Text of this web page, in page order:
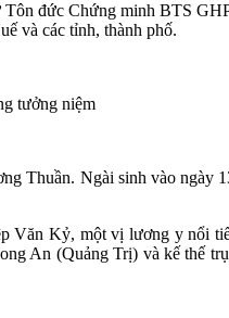
đức Chứng minh BTS
và các tỉnh, thành phố.
tưởng niệm
Thuần. Ngài sinh vào ngày
Văn Kỷ, một vị lương y nổi
An (Quảng Trị) và kế thế